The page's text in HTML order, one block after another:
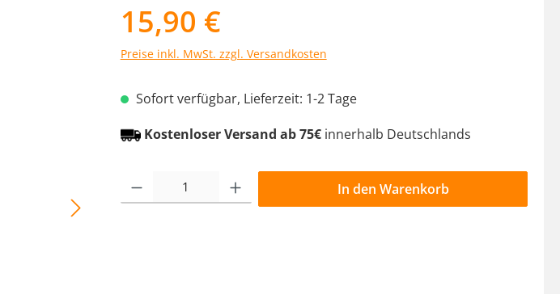
15,90 €
Preise inkl. MwSt. zzgl. Versandkosten
Sofort verfügbar, Lieferzeit: 1-2 Tage
Kostenloser Versand ab 75€innerhalb Deutschlands
Produkt Anzahl: Gib den gewünschten Wert ein oder benutze die
In den Warenkorb